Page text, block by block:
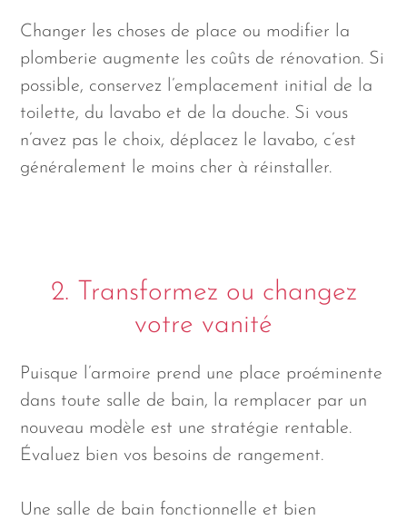
Changer les choses de place ou modifier la
plomberie augmente les coûts de rénovation. Si
possible, conservez l’emplacement initial de la
toilette, du lavabo et de la douche. Si vous
n’avez pas le choix, déplacez le lavabo, c’est
généralement le moins cher à réinstaller.
2. Transformez ou changez
votre vanité
Puisque l’armoire prend une place proéminente
dans toute salle de bain, la remplacer par un
nouveau modèle est une stratégie rentable.
Évaluez bien vos besoins de rangement.
Une salle de bain fonctionnelle et bien